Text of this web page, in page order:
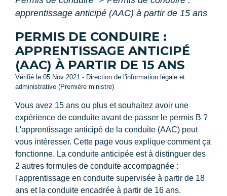
apprentissage anticipé (AAC) à partir de 15 ans
PERMIS DE CONDUIRE :
APPRENTISSAGE ANTICIPÉ
(AAC) À PARTIR DE 15 ANS
Vérifié le 05 Nov 2021 - Direction de l'information légale et
administrative (Première ministre)
Vous avez 15 ans ou plus et souhaitez avoir une
expérience de conduite avant de passer le permis B ?
L'apprentissage anticipé de la conduite (AAC) peut
vous intéresser. Cette page vous explique comment ça
fonctionne. La conduite anticipée est à distinguer des
2 autres formules de conduite accompagnée :
l'apprentissage en conduite supervisée à partir de 18
ans et la conduite encadrée à partir de 16 ans.